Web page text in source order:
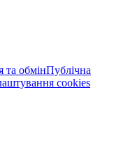
та обмінПублічна
cookies